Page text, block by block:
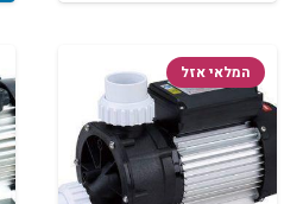
המלאי אזל